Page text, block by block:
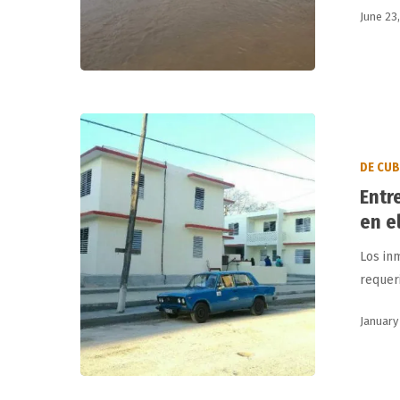
June
damnificados
DE
en
Los